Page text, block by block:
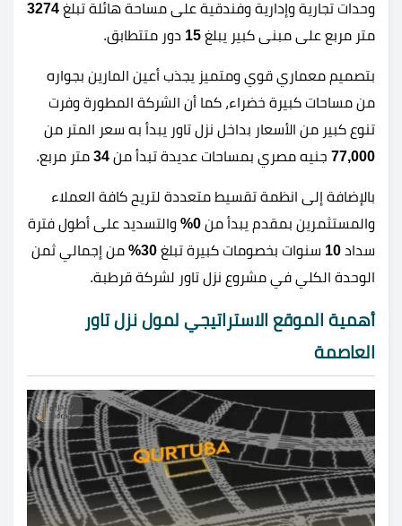
وحدات تجارية وإدارية وفندقية على مساحة هائلة تبلغ 3274
متر مربع على مبنى كبير يبلغ 15 دور متتطابق.
بتصميم معماري قوي ومتميز يجذب أعين المارين بجواره
من مساحات كبيرة خضراء، كما أن الشركة المطورة وفرت
تنوع كبير من الأسعار بداخل نزل تاور يبدأ به سعر المتر من
77,000 جنيه مصري بمساحات عديدة تبدأ من 34 متر مربع.
بالإضافة إلى انظمة تقسيط متعددة لتريح كافة العملاء
والمستثمرين بمقدم يبدأ من 0%
والتسديد على أطول فترة
سداد 10 سنوات بخصومات كبيرة تبلغ 30%
من إجمالي ثمن
الوحدة الكلي في مشروع نزل تاور لشركة قرطبة.
أهمية الموقع الاستراتيجي لمول نزل تاور
العاصمة